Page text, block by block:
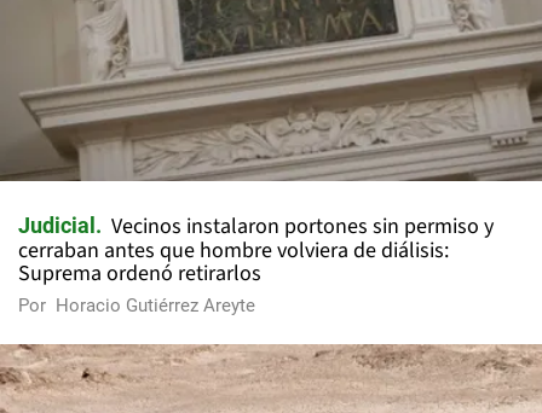
Judicial
Vecinos instalaron portones sin permiso y
cerraban antes que hombre volviera de diálisis:
Suprema ordenó retirarlos
Por Horacio Gutiérrez Areyte